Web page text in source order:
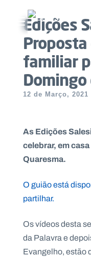
Abrir menu
12 de Março, 2021
Edições
familiar
Domingo
As Edições
celebrar, em
Quaresma.
O guião está
partilhar.
Os vídeos desta
da Palavra e
Evangelho, estão
Pesquisar
Início
Quem
O
que